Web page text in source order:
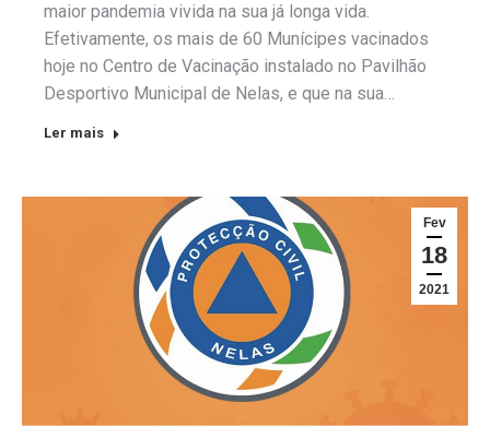
maior pandemia vivida na sua já longa vida.
Efetivamente, os mais de 60 Munícipes vacinados
hoje no Centro de Vacinação instalado no Pavilhão
Desportivo Municipal de Nelas, e que na sua…
Ler mais
Fev
18
2021